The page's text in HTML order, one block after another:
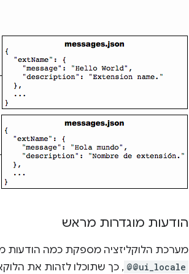
הודעות מוגדרות מראש
מערכת הלוקליזציה מספקת כמה הודעות
@@ui_locale , כך שתוכלו לזהות את